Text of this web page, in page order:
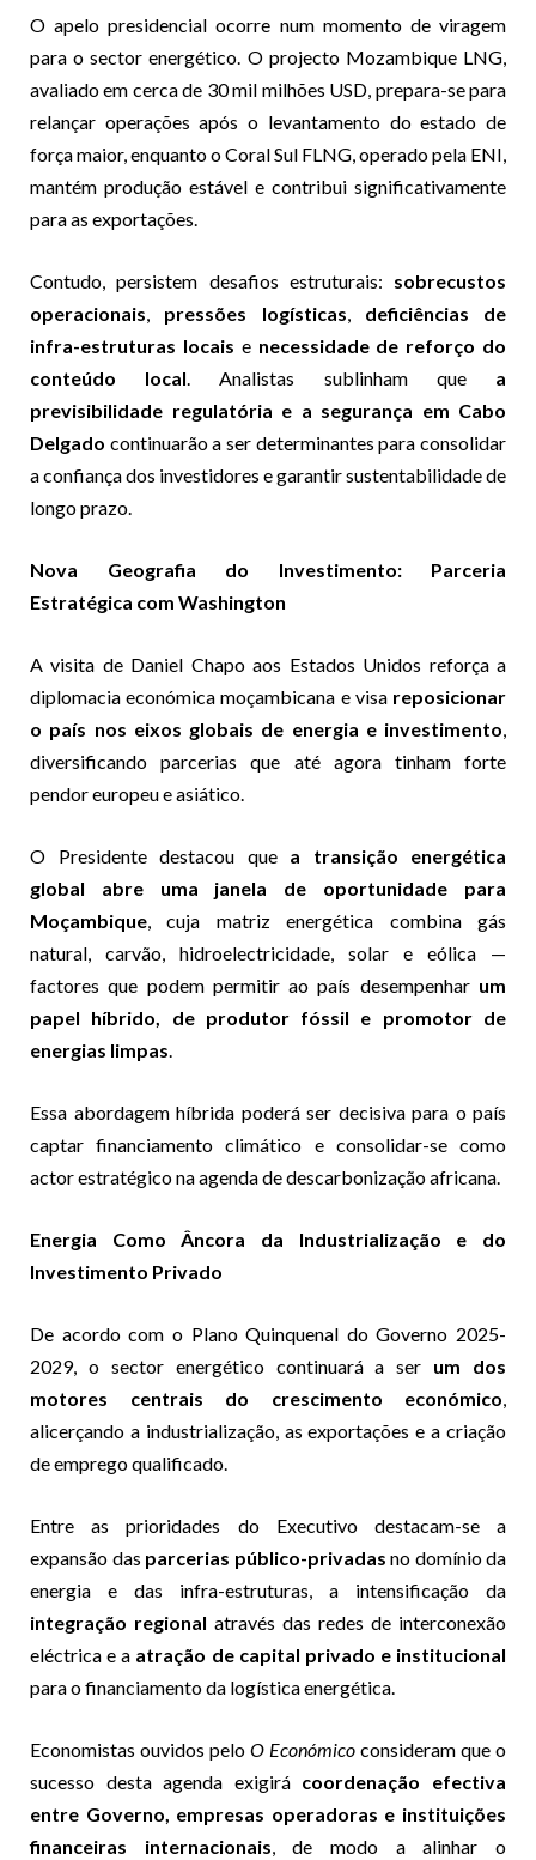
O apelo presidencial ocorre num momento de viragem
para o sector energético. O projecto Mozambique LNG,
avaliado em cerca de 30 mil milhões USD, prepara-se para
relançar operações após o levantamento do estado de
força maior, enquanto o Coral Sul FLNG, operado pela ENI,
mantém produção estável e contribui significativamente
para as exportações.
Contudo, persistem desafios estruturais: sobrecustos
operacionais, pressões logísticas, deficiências de
infra-estruturas locais e necessidade de reforço do
conteúdo local. Analistas sublinham que a
previsibilidade regulatória e a segurança em Cabo
Delgado continuarão a ser determinantes para consolidar
a confiança dos investidores e garantir sustentabilidade de
longo prazo.
Nova Geografia do Investimento: Parceria
Estratégica com Washington
A visita de Daniel Chapo aos Estados Unidos reforça a
diplomacia económica moçambicana e visa reposicionar
o país nos eixos globais de energia e investimento,
diversificando parcerias que até agora tinham forte
pendor europeu e asiático.
O Presidente destacou que a transição energética
global abre uma janela de oportunidade para
Moçambique, cuja matriz energética combina gás
natural, carvão, hidroelectricidade, solar e eólica —
factores que podem permitir ao país desempenhar um
papel híbrido, de produtor fóssil e promotor de
energias limpas.
Essa abordagem híbrida poderá ser decisiva para o país
captar financiamento climático e consolidar-se como
actor estratégico na agenda de descarbonização africana.
Energia Como Âncora da Industrialização e do
Investimento Privado
De acordo com o Plano Quinquenal do Governo 2025-
2029, o sector energético continuará a ser um dos
motores centrais do crescimento económico,
alicerçando a industrialização, as exportações e a criação
de emprego qualificado.
Entre as prioridades do Executivo destacam-se a
expansão das parcerias público-privadas no domínio da
energia e das infra-estruturas, a intensificação da
integração regional através das redes de interconexão
eléctrica e a atração de capital privado e institucional
para o financiamento da logística energética.
Economistas ouvidos pelo O Económico consideram que o
sucesso desta agenda exigirá coordenação efectiva
entre Governo, empresas operadoras e instituições
financeiras internacionais, de modo a alinhar o